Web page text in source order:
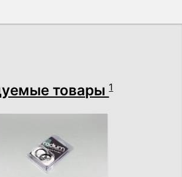
товары1